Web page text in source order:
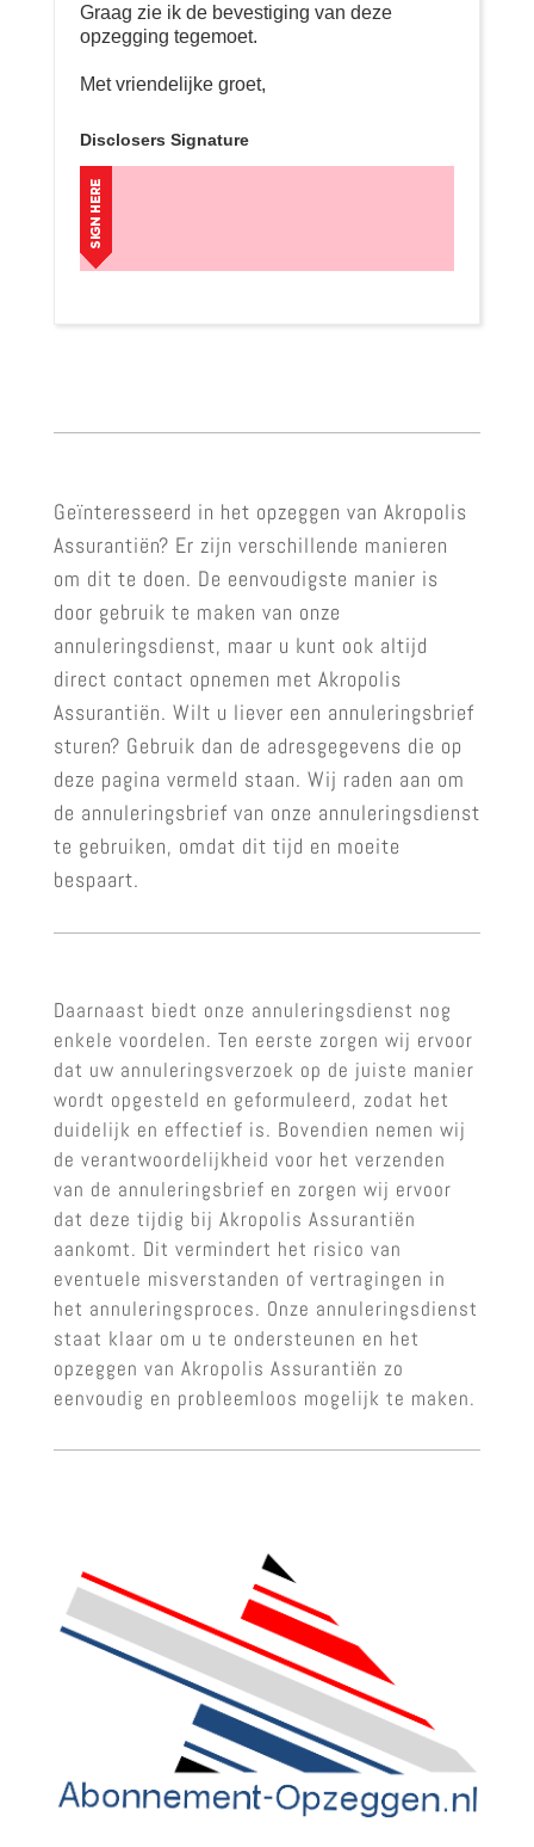
Graag zie ik de bevestiging van deze
opzegging tegemoet.
Met vriendelijke groet,
Disclosers Signature
Geïnteresseerd in het opzeggen van Akropolis
Assurantiën? Er zijn verschillende manieren
om dit te doen. De eenvoudigste manier is
door gebruik te maken van onze
annuleringsdienst, maar u kunt ook altijd
direct contact opnemen met Akropolis
Assurantiën. Wilt u liever een annuleringsbrief
sturen? Gebruik dan de adresgegevens die op
deze pagina vermeld staan. Wij raden aan om
de annuleringsbrief van onze annuleringsdienst
te gebruiken, omdat dit tijd en moeite
bespaart.
Daarnaast biedt onze annuleringsdienst nog
enkele voordelen. Ten eerste zorgen wij ervoor
dat uw annuleringsverzoek op de juiste manier
wordt opgesteld en geformuleerd, zodat het
duidelijk en effectief is. Bovendien nemen wij
de verantwoordelijkheid voor het verzenden
van de annuleringsbrief en zorgen wij ervoor
dat deze tijdig bij Akropolis Assurantiën
aankomt. Dit vermindert het risico van
eventuele misverstanden of vertragingen in
het annuleringsproces. Onze annuleringsdienst
staat klaar om u te ondersteunen en het
opzeggen van Akropolis Assurantiën zo
eenvoudig en probleemloos mogelijk te maken.